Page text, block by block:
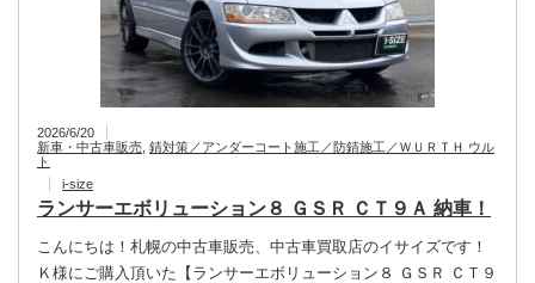
2026/6/20
新車・中古車販売 錆対策／アンダーコート施工／防錆施工／ＷＵＲＴＨ ウル
ト
i-size
ランサーエボリューション８ ＧＳＲ ＣＴ９Ａ 納車！
こんにちは！札幌の中古車販売、中古車買取店のイサイズです！
Ｋ様にご購入頂いた【ランサーエボリューション８ ＧＳＲ ＣＴ９